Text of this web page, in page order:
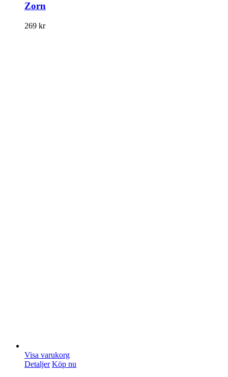
Zorn
269 kr
Visa varukorg
Detaljer Köp nu